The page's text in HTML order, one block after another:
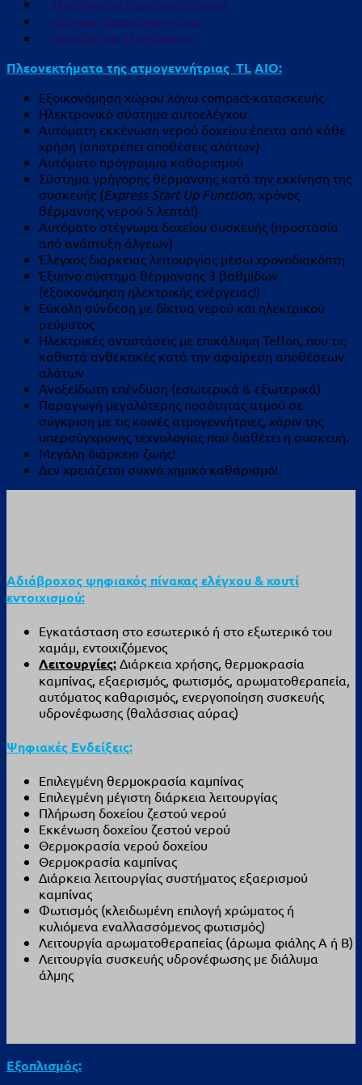
εξοπλισμοσ ατμογεννητριασ
τεχνικα χαρακτηριστικα
προσθετοσ εξοπλισμοσ
Πλεονεκτήματα της ατμογεννήτριας TLAIO:
Εξοικονόμηση χώρου λόγω compact-κατασκευής
Ηλεκτρονικό σύστημα αυτοελέγχου
Αυτόματη εκκένωση νερού δοχείου έπειτα από κάθε
χρήση (αποτρέπει αποθέσεις αλάτων)
Αυτόματο πρόγραμμα καθαρισμού
Σύστημα γρήγορης θέρμανσης κατά την εκκίνηση της
συσκευής (Express Start Up Function, χρόνος
θέρμανσης νερού 5 λεπτά!)
Αυτόματο στέγνωμα δοχείου συσκευής (προστασία
από ανάπτυξη άλγεων)
Έλεγχος διάρκειας λειτουργίας μέσω χρονοδιακόπτη
Έξυπνο σύστημα θέρμανσης 3 βαθμίδων
(εξοικονόμηση ηλεκτρικής ενέργειας!)
Εύκολη σύνδεση με δίκτυα νερού και ηλεκτρικού
ρεύματος
Ηλεκτρικές αντιστάσεις με επικάλυψη Teflon, που τις
καθιστά ανθεκτικές κατά την αφαίρεση αποθέσεων
αλάτων
Ανοξείδωτη επένδυση (εσωτερικά & εξωτερικά)
Παραγωγή μεγαλύτερης ποσότητας ατμού σε
σύγκριση με τις κοινές ατμογεννήτριες, χάριν της
υπερσύγχρονης τεχνολογίας που διαθέτει η συσκευή.
Μεγάλη διάρκεια ζωής!
Δεν χρειάζεται συχνά χημικό καθαρισμό!
Αδιάβροχος ψηφιακός πίνακας ελέγχου & κουτί
εντοιχισμού:
Εγκατάσταση στο εσωτερικό ή στο εξωτερικό του
χαμάμ, εντοιχιζόμενος
Λειτουργίες: Διάρκεια χρήσης, θερμοκρασία
καμπίνας, εξαερισμός, φωτισμός, αρωματοθεραπεία,
αυτόματος καθαρισμός, ενεργοποίηση συσκευής
υδρονέφωσης (θαλάσσιας αύρας)
Ψηφιακές Ενδείξεις:
Επιλεγμένη θερμοκρασία καμπίνας
Επιλεγμένη μέγιστη διάρκεια λειτουργίας
Πλήρωση δοχείου ζεστού νερού
Εκκένωση δοχείου ζεστού νερού
Θερμοκρασία νερού δοχείου
Θερμοκρασία καμπίνας
Διάρκεια λειτουργίας συστήματος εξαερισμού
καμπίνας
Φωτισμός (κλειδωμένη επιλογή χρώματος ή
κυλιόμενα εναλλασσόμενος φωτισμός)
Λειτουργία αρωματοθεραπείας (άρωμα φιάλης Α ή Β)
Λειτουργία συσκευής υδρονέφωσης με διάλυμα
άλμης
Εξοπλισμός: